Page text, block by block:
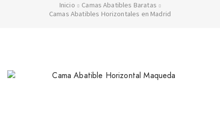
Inicio
Camas Abatibles Baratas
Camas Abatibles Horizontales en Madrid